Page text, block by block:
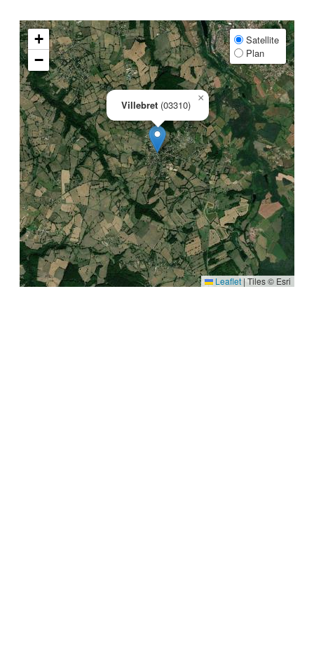
Villebret (03310)
×
+
−
Satellite
Plan
Leaflet | Tiles © Esri